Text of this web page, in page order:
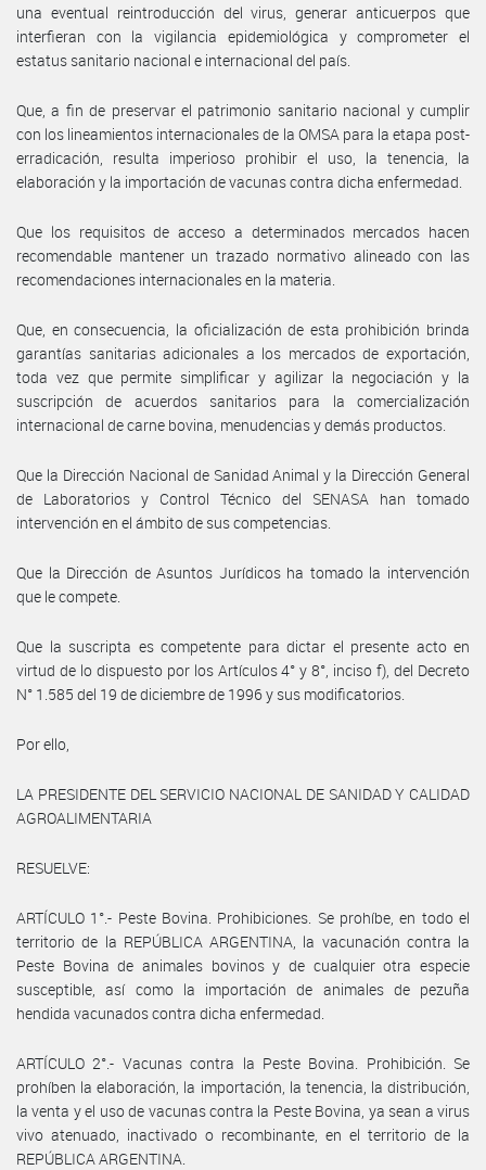
una eventual reintroducción del virus, generar anticuerpos que
interfieran con la vigilancia epidemiológica y comprometer el
estatus sanitario nacional e internacional del país.
Que, a fin de preservar el patrimonio sanitario nacional y cumplir
con los lineamientos internacionales de la OMSA para la etapa post-
erradicación, resulta imperioso prohibir el uso, la tenencia, la
elaboración y la importación de vacunas contra dicha enfermedad.
Que los requisitos de acceso a determinados mercados hacen
recomendable mantener un trazado normativo alineado con las
recomendaciones internacionales en la materia.
Que, en consecuencia, la oficialización de esta prohibición brinda
garantías sanitarias adicionales a los mercados de exportación,
toda vez que permite simplificar y agilizar la negociación y la
suscripción de acuerdos sanitarios para la comercialización
internacional de carne bovina, menudencias y demás productos.
Que la Dirección Nacional de Sanidad Animal y la Dirección General
de Laboratorios y Control Técnico del SENASA han tomado
intervención en el ámbito de sus competencias.
Que la Dirección de Asuntos Jurídicos ha tomado la intervención
que le compete.
Que la suscripta es competente para dictar el presente acto en
virtud de lo dispuesto por los Artículos 4° y 8°, inciso f), del Decreto
N° 1.585 del 19 de diciembre de 1996 y sus modificatorios.
Por ello,
LA PRESIDENTE DEL SERVICIO NACIONAL DE SANIDAD Y CALIDAD
AGROALIMENTARIA
RESUELVE:
ARTÍCULO 1°.- Peste Bovina. Prohibiciones. Se prohíbe, en todo el
territorio de la REPÚBLICA ARGENTINA, la vacunación contra la
Peste Bovina de animales bovinos y de cualquier otra especie
susceptible, así como la importación de animales de pezuña
hendida vacunados contra dicha enfermedad.
ARTÍCULO 2°.- Vacunas contra la Peste Bovina. Prohibición. Se
prohíben la elaboración, la importación, la tenencia, la distribución,
la venta y el uso de vacunas contra la Peste Bovina, ya sean a virus
vivo atenuado, inactivado o recombinante, en el territorio de la
REPÚBLICA ARGENTINA.